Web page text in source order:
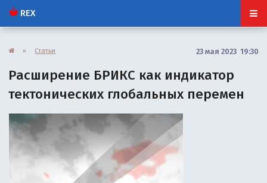
REX
» Статьи 23 мая 2023 19:30
Расширение БРИКС как индикатор
тектонических глобальных перемен